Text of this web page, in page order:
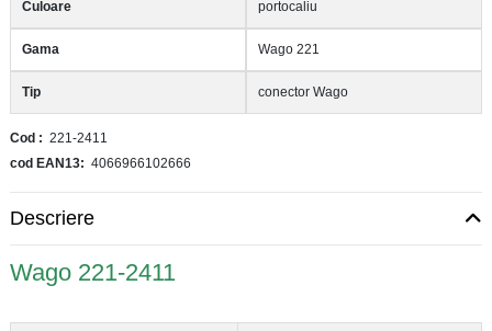
Culoare portocaliu
Gama Wago 221
Tip conector Wago
Cod
221-2411
cod EAN13
4066966102666
Descriere
Wago 221-2411